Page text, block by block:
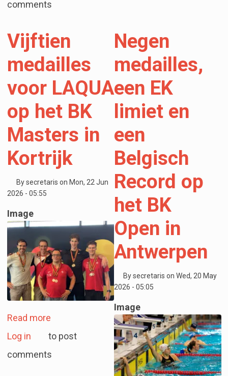
comments
Vijftien
medailles
voor LAQUA
op het BK
Masters in
Kortrijk
By secretaris on Mon, 22 Jun
2026 - 05:55
Image
Read moreabout Vijftien medailles voor LAQUA op het
Log in
to post
comments
Negen
medailles,
een EK
limiet en
een
Belgisch
Record op
het BK
Open in
Antwerpen
Bysecretaris on Wed, 20 May
2026 - 05:05
Image